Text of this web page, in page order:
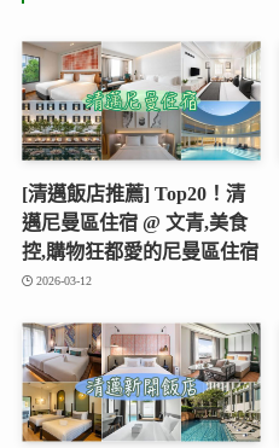
[清邁飯店推薦] Top20！清
邁尼曼區住宿 @ 文青,美食
控,購物狂都愛的尼曼區住宿
2026-03-12